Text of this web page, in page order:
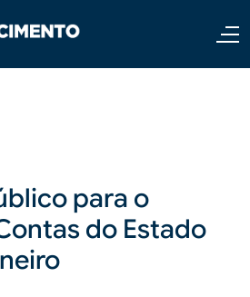
para o
do Estado